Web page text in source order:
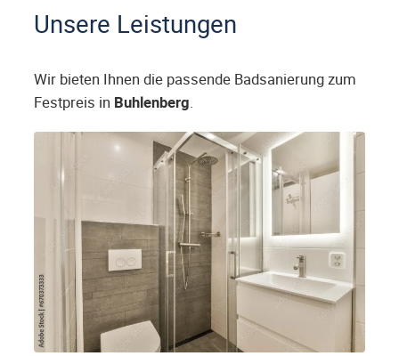
Unsere Leistungen
Wir bieten Ihnen die passende Badsanierung zum
Festpreis in Buhlenberg.